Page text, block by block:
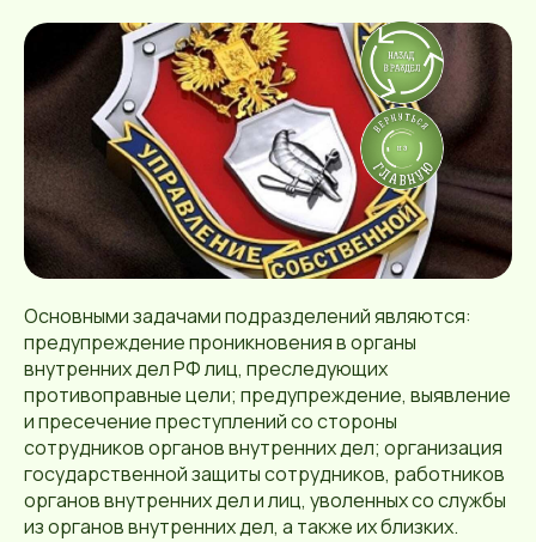
Основными задачами подразделений являются:
предупреждение проникновения в органы
внутренних дел РФ лиц, преследующих
противоправные цели; предупреждение, выявление
и пресечение преступлений со стороны
сотрудников органов внутренних дел; организация
государственной защиты сотрудников, работников
органов внутренних дел и лиц, уволенных со службы
из органов внутренних дел, а также их близких.